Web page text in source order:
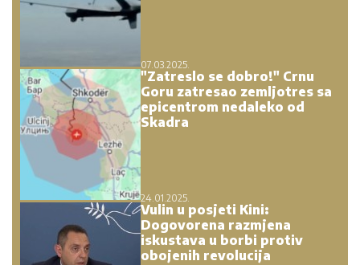
07.03.2025.
"Zatreslo se dobro!" Crnu
Goru zatresao zemljotres sa
epicentrom nedaleko od
Skadra
24.01.2025.
Vulin u posjeti Kini:
Dogovorena razmjena
iskustava u borbi protiv
obojenih revolucija